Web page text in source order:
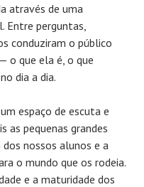
através de uma
Entre perguntas,
conduziram o público
o que ela é, o que
dia a dia.
espaço de escuta e
as pequenas grandes
nossos alunos e a
o mundo que os rodeia.
e a maturidade dos